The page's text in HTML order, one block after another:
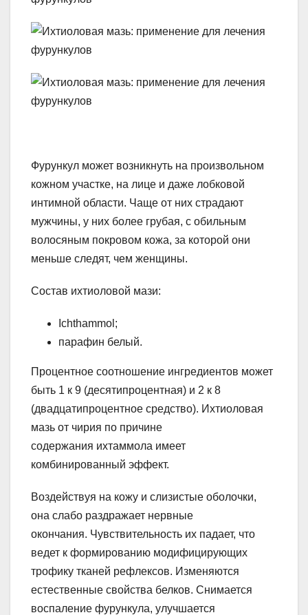
Фурункул может возникнуть на произвольном
кожном участке, на лице и даже лобковой
интимной области. Чаще от них страдают
мужчины, у них более грубая, с обильным
волосяным покровом кожа, за которой они
меньше следят, чем женщины.
Состав ихтиоловой мази:
Ichthammol;
парафин белый.
Процентное соотношение ингредиентов может
быть 1 к 9 (десятипроцентная) и 2 к 8
(двадцатипроцентное средство). Ихтиоловая
мазь от чирия по причине
содержания ихтаммола имеет
комбинированный эффект.
Воздействуя на кожу и слизистые оболочки,
она слабо раздражает нервные
окончания. Чувствительность их падает, что
ведет к формированию модифицирующих
трофику тканей рефлексов. Изменяются
естественные свойства белков. Снимается
воспаление фурункула, улучшается